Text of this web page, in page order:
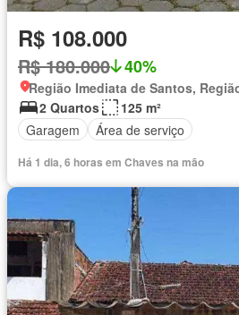
R$ 108.000
R$ 180.000 40%
2 Quartos
125 m²
Garagem
Área de serviço
Há 1 dia, 6 horas em Chaves na mão